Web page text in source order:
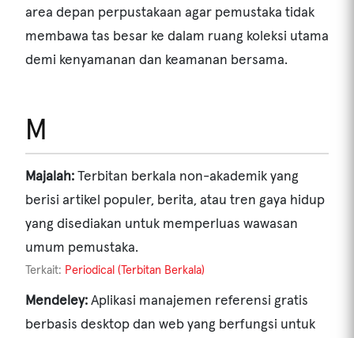
area depan perpustakaan agar pemustaka tidak
membawa tas besar ke dalam ruang koleksi utama
demi kenyamanan dan keamanan bersama.
M
Majalah:Terbitan berkala non-akademik yang
berisi artikel populer, berita, atau tren gaya hidup
yang disediakan untuk memperluas wawasan
umum pemustaka.
Terkait: Periodical (Terbitan Berkala)
Mendeley:Aplikasi manajemen referensi gratis
berbasis desktop dan web yang berfungsi untuk